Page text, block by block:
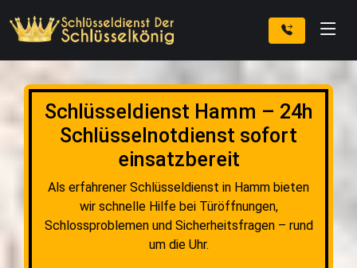
Schlüsseldienst Hamm – 24h
Schlüsselnotdienst sofort
einsatzbereit
Als erfahrener Schlüsseldienst in Hamm bieten
wir schnelle Hilfe bei Türöffnungen,
Schlossproblemen und Sicherheitsfragen – rund
um die Uhr.